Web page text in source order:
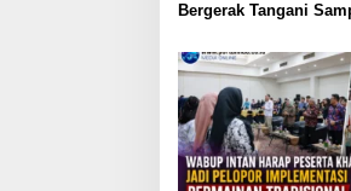
Bergerak Tangani